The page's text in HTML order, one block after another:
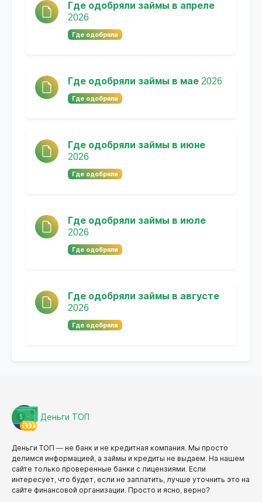
Где одобряли займы в апреле
2026
Где одобряли
Где одобряли займы в мае 2026
Где одобряли
Где одобряли займы в июне
2026
Где одобряли
Где одобряли займы в июле
2026
Где одобряли
Где одобряли займы в августе
2026
Где одобряли
Деньги ТОП
Деньги ТОП — не банк и не кредитная компания. Мы просто
делимся информацией, а займы и кредиты не выдаем. На нашем
сайте только проверенные банки с лицензиями. Если
интересует, что будет, если не заплатить, лучше уточнить это на
сайте финансовой организации. Просто и ясно, верно?